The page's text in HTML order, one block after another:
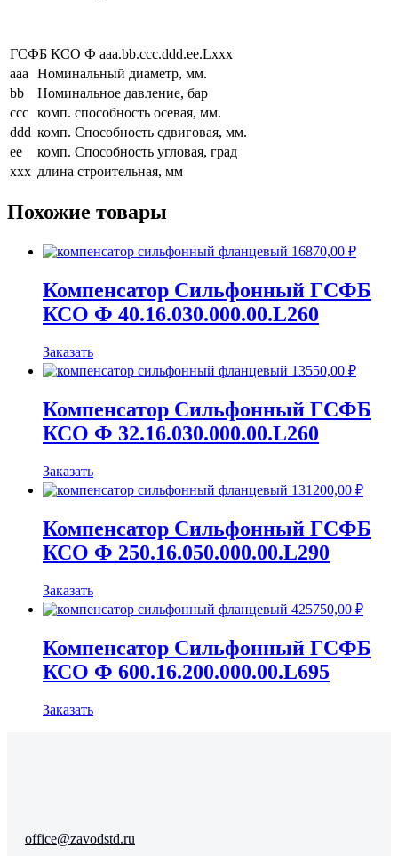
ГСФБ КСО Ф aaa.bb.ccc.ddd.ee.Lxxx
aaa
Номинальный диаметр, мм.
bb
Номинальное давление, бар
ccc комп. способность осевая, мм.
ddd комп. Способность сдвиговая, мм.
ee
комп. Способность угловая, град
xxx длина строительная, мм
Похожие товары
16870,00 ₽
Компенсатор Сильфонный ГСФБ
КСО Ф 40.16.030.000.00.L260
Заказать
13550,00 ₽
Компенсатор Сильфонный ГСФБ
КСО Ф 32.16.030.000.00.L260
Заказать
131200,00 ₽
Компенсатор Сильфонный ГСФБ
КСО Ф 250.16.050.000.00.L290
Заказать
425750,00 ₽
Компенсатор Сильфонный ГСФБ
КСО Ф 600.16.200.000.00.L695
Заказать
office@zavodstd.ru